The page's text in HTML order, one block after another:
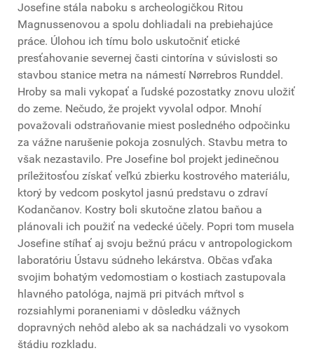
Josefine stála naboku s archeologičkou Ritou
Magnussenovou a spolu dohliadali na prebiehajúce
práce. Úlohou ich tímu bolo uskutočniť etické
presťahovanie severnej časti cintorína v súvislosti so
stavbou stanice metra na námestí Nørrebros Runddel.
Hroby sa mali vykopať a ľudské pozostatky znovu uložiť
do zeme. Nečudo, že projekt vyvolal odpor. Mnohí
považovali odstraňovanie miest posledného odpočinku
za vážne narušenie pokoja zosnulých. Stavbu metra to
však nezastavilo. Pre Josefine bol projekt jedinečnou
príležitosťou získať veľkú zbierku kostrového materiálu,
ktorý by vedcom poskytol jasnú predstavu o zdraví
Kodančanov. Kostry boli skutočne zlatou baňou a
plánovali ich použiť na vedecké účely. Popri tom musela
Josefine stíhať aj svoju bežnú prácu v antropologickom
laboratóriu Ústavu súdneho lekárstva. Občas vďaka
svojim bohatým vedomostiam o kostiach zastupovala
hlavného patológa, najmä pri pitvách mŕtvol s
rozsiahlymi poraneniami v dôsledku vážnych
dopravných nehôd alebo ak sa nachádzali vo vysokom
štádiu rozkladu.